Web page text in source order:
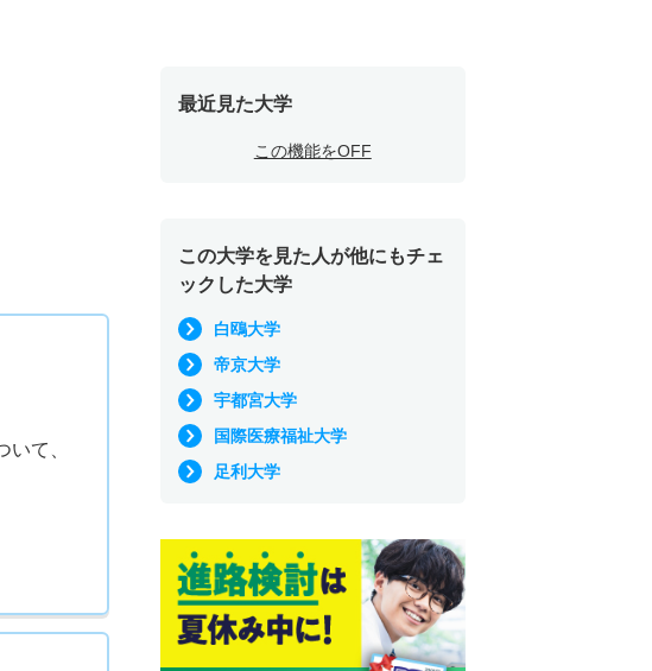
て、
最近見た大学
この機能をOFF
この大学を見た人が他にもチェ
ックした大学
白鴎大学
帝京大学
宇都宮大学
国際医療福祉大学
足利大学